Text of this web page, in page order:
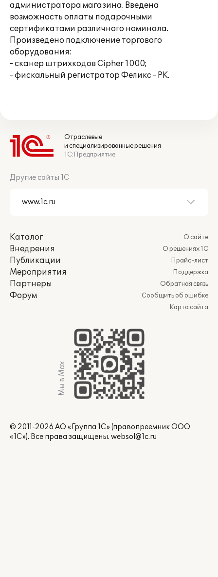
администратора магазина. Введена
возможность оплаты подарочными
сертификатами различного номинала.
Произведено подключение торгового
оборудования:
- сканер штрихкодов Cipher 1000;
- фискальный регистратор Феликс - РК.
Отраслевые
и специализированные решения
1С:Предприятие
Другие сайты 1С
Каталог
Внедрения
Публикации
Мероприятия
Партнеры
Форум
О сайте
О решениях 1С
Прайс-лист
Поддержка
Обратная связь
Сообщить об ошибке
Карта сайта
Мы в Max
© 2011-2026 АО «Группа 1С» (правопреемник ООО
«1С»). Все права защищены. websol@1c.ru